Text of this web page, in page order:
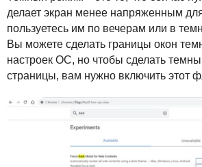
делает экран менее напряженным
пользуетесь им по вечерам или в
Вы можете сделать границы окон
настроек ОС, но чтобы сделать
страницы, вам нужно включить этот